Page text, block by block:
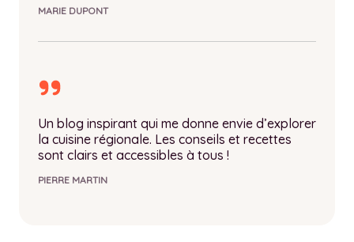
MARIE DUPONT
Un blog inspirant qui me donne envie d’explorer
la cuisine régionale. Les conseils et recettes
sont clairs et accessibles à tous !
PIERRE MARTIN